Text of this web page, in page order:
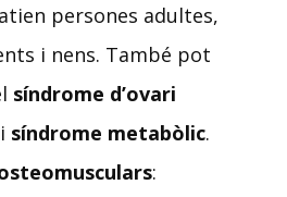
persones adultes,
i nens. També pot
síndrome d’ovari
i síndrome metabòlic.
: